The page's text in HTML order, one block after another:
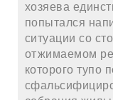
хозяева
попытался
ситуации со
отжимаемом
которого тупо